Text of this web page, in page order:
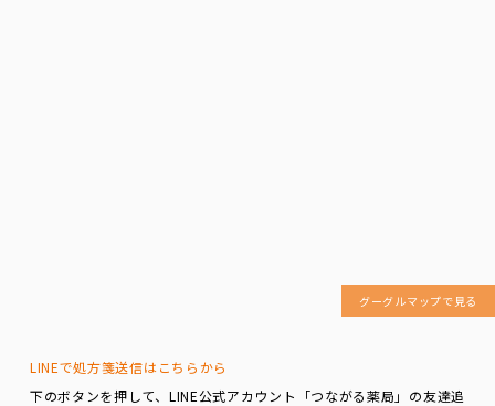
グーグルマップで見る
LINEで処方箋送信はこちらから
下のボタンを押して、LINE公式アカウント「つながる薬局」の友達追